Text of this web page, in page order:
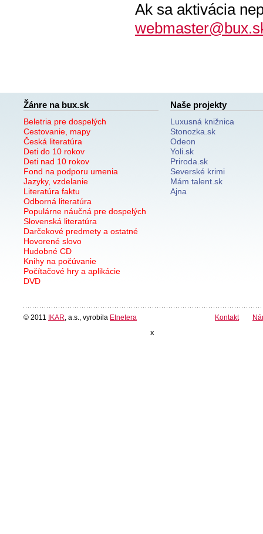
Ak sa aktivácia
Žánre na bux.sk
Beletria pre dospelých
Cestovanie, mapy
Česká literatúra
Deti do 10 rokov
Deti nad 10 rokov
Fond na podporu umenia
Jazyky, vzdelanie
Literatúra faktu
Odborná literatúra
Populárne náučná pre dospelých
Slovenská literatúra
Darčekové predmety a ostatné
Hovorené slovo
Hudobné CD
Knihy na počúvanie
Počítačové hry a aplikácie
DVD
Naše projekty
Luxusná knižnica
Stonozka.sk
Odeon
Yoli.sk
Priroda.sk
Severské krimi
Mám talent.sk
Ajna
© 2011 IKAR , a.s., vyrobila Etnetera Kontakt
x